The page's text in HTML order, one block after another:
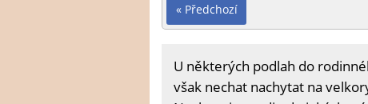
« Předchozí
U některých podlah do
však nechat nachytat na